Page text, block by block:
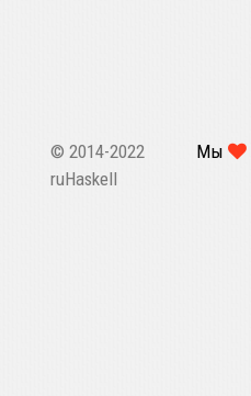
© 2014-2022
ruHaskell
Мы